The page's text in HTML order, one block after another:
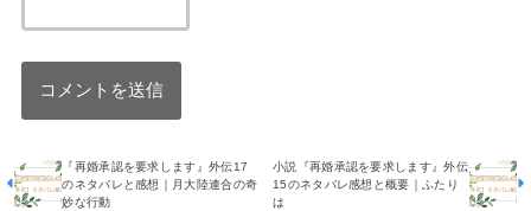
『再婚承認を要求します』外伝17
のネタバレと感想｜月大陸連合の奇
妙な行動
小説『再婚承認を要求します』外伝
15のネタバレ感想と概要｜ふたり
は